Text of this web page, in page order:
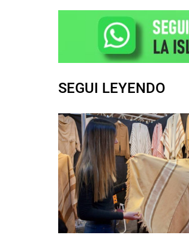
SEGUI LEYENDO